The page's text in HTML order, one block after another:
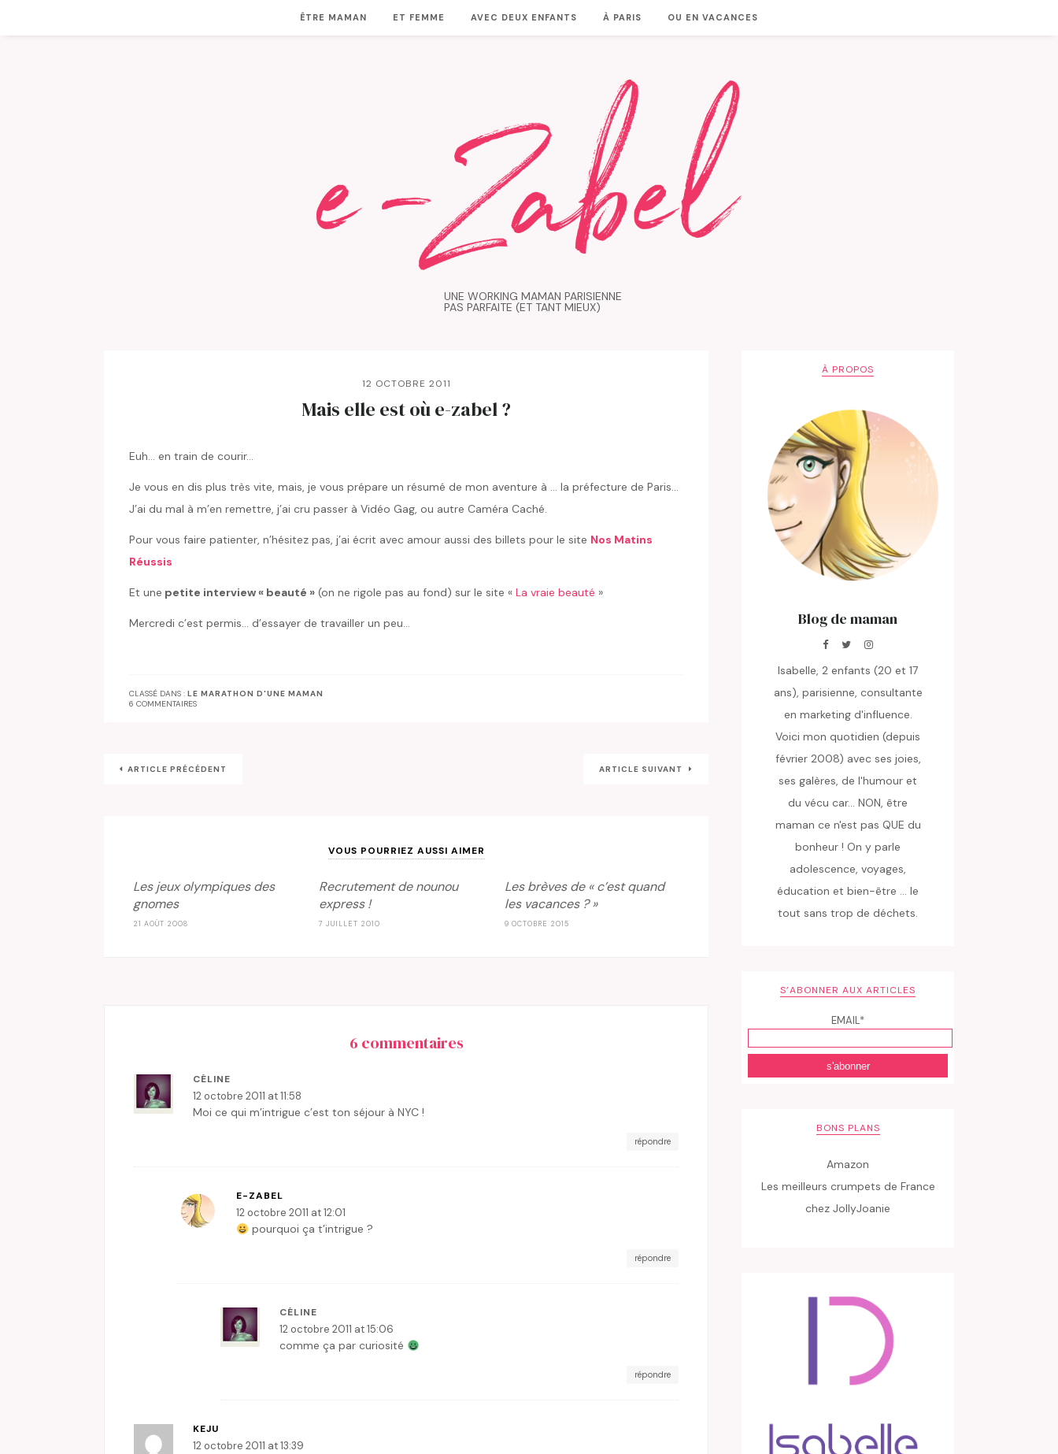
ÊTRE MAMAN ET FEMME AVEC DEUX ENFANTS À PARIS OU EN VACANCES
UNE WORKING MAMAN PARISIENNE
PAS PARFAITE (ET TANT MIEUX)
12 OCTOBRE 2011
Mais elle est où e-zabel ?
Euh… en train de courir…
Je vous en dis plus très vite, mais, je vous prépare un résumé de mon aventure à … la préfecture de Paris…
J’ai du mal à m’en remettre, j’ai cru passer à Vidéo Gag, ou autre Caméra Caché.
Pour vous faire patienter, n’hésitez pas, j’ai écrit avec amour aussi des billets pour le site Nos Matins
Réussis
Et une petite interview « beauté » (on ne rigole pas au fond) sur le site « La vraie beauté »
Mercredi c’est permis… d’essayer de travailler un peu…
CLASSÉ DANS : LE MARATHON D'UNE MAMAN
6 COMMENTAIRES
ARTICLE PRÉCÉDENT ARTICLE SUIVANT
VOUS POURRIEZ AUSSI AIMER
Les jeux olympiques des
gnomes
21 AOÛT 2008
Recrutement de nounou
express !
7 JUILLET 2010
Les brèves de « c’est quand
les vacances ? »
9 OCTOBRE 2015
6 commentaires
CÉLINE
12 octobre 2011 at 11:58
Moi ce qui m’intrigue c’est ton séjour à NYC !
répondre
E-ZABEL
12 octobre 2011 at 12:01
pourquoi ça t’intrigue ?
répondre
CÉLINE
12 octobre 2011 at 15:06
comme ça par curiosité
répondre
KEJU
12 octobre 2011 at 13:39
À PROPOS
Blog de maman
Isabelle, 2 enfants (20 et 17
ans), parisienne, consultante
en marketing d'influence.
Voici mon quotidien (depuis
février 2008) avec ses joies,
ses galères, de l'humour et
du vécu car... NON, être
maman ce n'est pas QUE du
bonheur ! On y parle
adolescence, voyages,
éducation et bien-être ... le
tout sans trop de déchets.
S’ABONNER AUX ARTICLES
EMAIL*
BONS PLANS
Amazon
Les meilleurs crumpets de France
chez JollyJoanie